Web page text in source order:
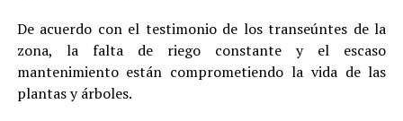
De acuerdo con el testimonio de los transeúntes de la
zona, la falta de riego constante y el escaso
mantenimiento están comprometiendo la vida de las
plantas y árboles.